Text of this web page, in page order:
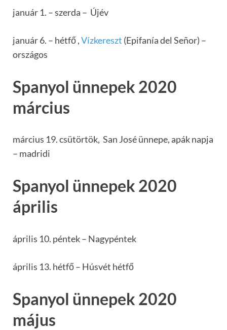
január 1. – szerda – Újév
január 6. – hétfő ,Vízkereszt (Epifanía del Señor) –
országos
Spanyol ünnepek 2020
március
március 19. csütörtök, San José ünnepe, apák napja
– madridi
Spanyol ünnepek 2020
április
április 10. péntek – Nagypéntek
április 13. hétfő – Húsvét hétfő
Spanyol ünnepek 2020
május